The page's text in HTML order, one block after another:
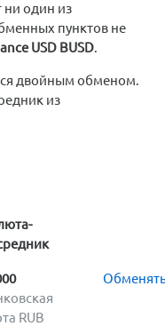
один из
пунктов не
USD BUSD.
двойным обменом.
из
RUB